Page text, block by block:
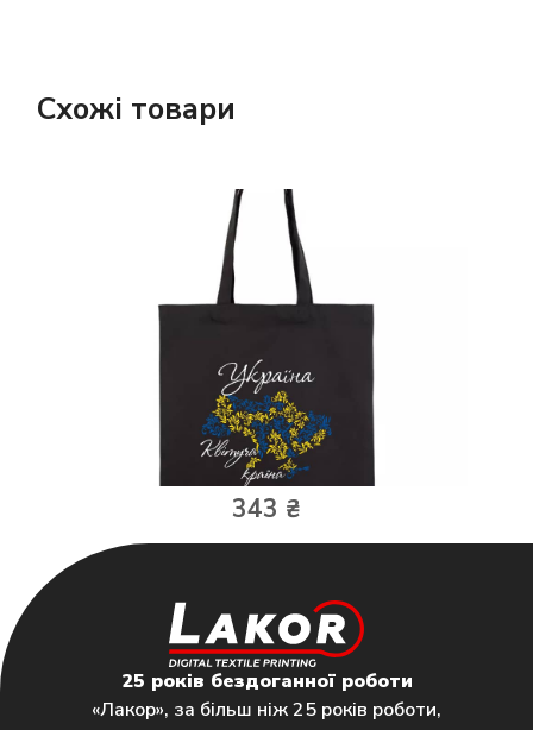
Схожі товари
343 ₴
25 років бездоганної роботи
«Лакор», за більш ніж 25 років роботи,